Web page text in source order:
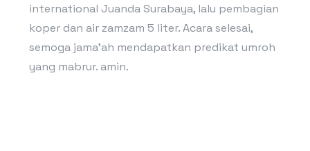
international Juanda Surabaya, lalu pembagian
koper dan air zamzam 5 liter. Acara selesai,
semoga jama’ah mendapatkan predikat umroh
yang mabrur. amin.